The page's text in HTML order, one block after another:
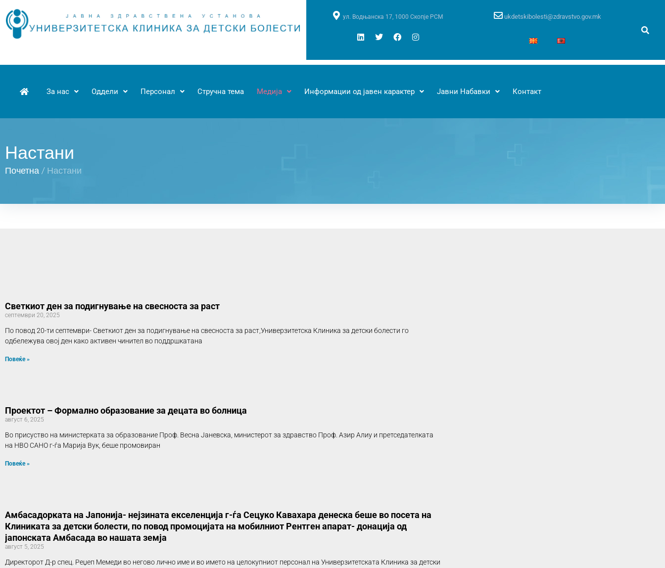
ул. Водњанска 17, 1000 Скопје РСМ ukdetskibolesti@zdravstvo.gov.mk
За нас Оддели Персонал Стручна тема Медија Информации од јавен карактер Јавни Набавки Контакт
Настани
Почетна / Настани
Светкиот ден за подигнување на свесностa зa pacт
септември 20, 2025
По повод 20-ти септември- Светкиот ден за подигнување на свесностa зa pacт,Универзитетска Клиника за детски болести го
одбележува овој ден како активен чинител во поддршкатана
Повеќе »
Проектот – Формално образование за децата во болница
август 6, 2025
Во присуство на министерката за образование Проф. Весна Јаневска, министерот за здравство Проф. Азир Алиу и претседателката
на НВО САНО г-ѓа Марија Вук, беше промовиран
Повеќе »
Амбасадорката на Јапонија- нејзината екселенција г-ѓа Сецуко Кавахара денеска беше во посета на
Клиниката за детски болести, по повод промоцијата на мобилниот Рентген апарат- донација од
јапонската Амбасада во нашата земја
август 5, 2025
Директорот Д-р спец. Реџеп Мемеди во негово лично име и во името на целокупниот персонал на Универзитетската Клиника за детски